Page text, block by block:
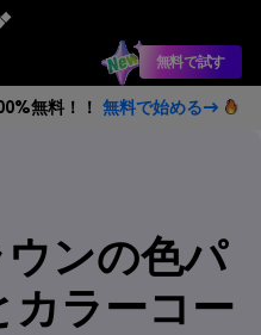
無料で試す
無料！！ 無料で始める→
ンの色パ
カラーコー